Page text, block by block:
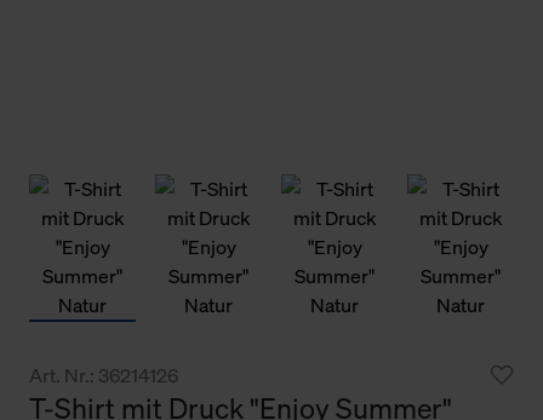
Art. Nr.: 36214126
T-Shirt mit Druck "Enjoy Summer"